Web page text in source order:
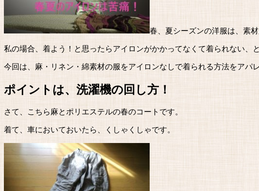
春、夏シーズンの洋服は、素
私の場合、着よう！と思ったらアイロンがかかってなくて着られない
今回は、麻・リネン・綿素材の服をアイロンなしで着られる方法をアパ
ポイントは、洗濯機の回し方！
さて、こちら麻とポリエステルの春のコートです。
着て、車においておいたら、くしゃくしゃです。